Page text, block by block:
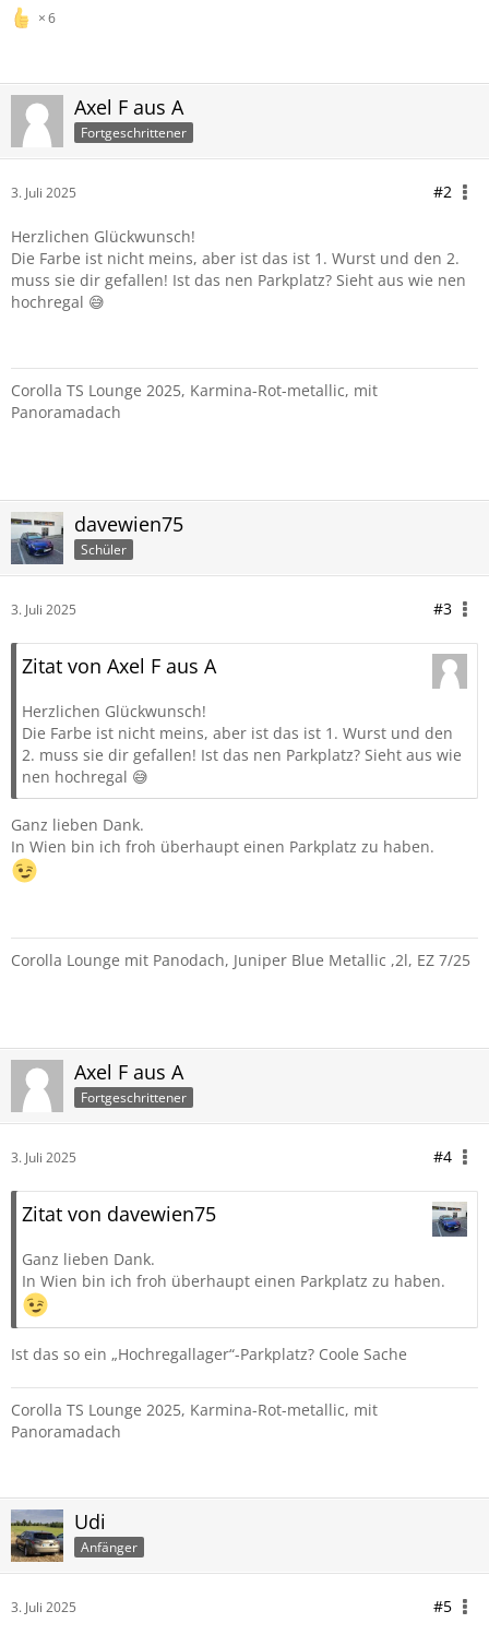
6
Axel F aus A
Fortgeschrittener
3. Juli 2025 #2
Herzlichen Glückwunsch!
Die Farbe ist nicht meins, aber ist das ist 1. Wurst und den 2.
muss sie dir gefallen! Ist das nen Parkplatz? Sieht aus wie nen
hochregal 😅
Corolla TS Lounge 2025, Karmina-Rot-metallic, mit
Panoramadach
davewien75
Schüler
3. Juli 2025 #3
Zitat von Axel F aus A
Herzlichen Glückwunsch!
Die Farbe ist nicht meins, aber ist das ist 1. Wurst und den
2. muss sie dir gefallen! Ist das nen Parkplatz? Sieht aus wie
nen hochregal 😅
Ganz lieben Dank.
In Wien bin ich froh überhaupt einen Parkplatz zu haben.
Corolla Lounge mit Panodach, Juniper Blue Metallic ,2l, EZ 7/25
Axel F aus A
Fortgeschrittener
3. Juli 2025 #4
Zitat von davewien75
Ganz lieben Dank.
In Wien bin ich froh überhaupt einen Parkplatz zu haben.
Ist das so ein „Hochregallager“-Parkplatz? Coole Sache
Corolla TS Lounge 2025, Karmina-Rot-metallic, mit
Panoramadach
Udi
Anfänger
3. Juli 2025 #5